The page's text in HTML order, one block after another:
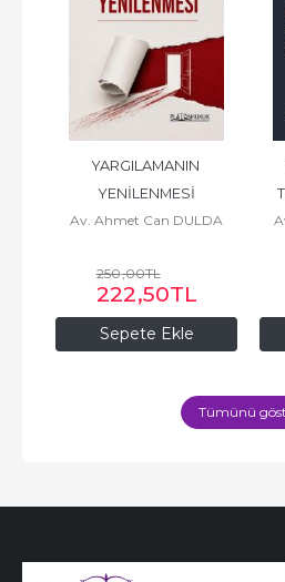
Sepete Ekle
YARGILAMANIN
YENİLENMESİ
Av. Ahmet Can DULDA
250,00TL
222,50TL
Tümünü